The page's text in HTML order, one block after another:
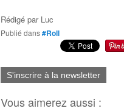
Rédigé par Luc
Publié dans#Roll
S'inscrire à la newsletter
Vous aimerez aussi :